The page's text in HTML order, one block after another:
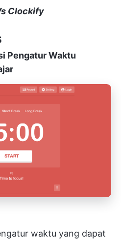
Clockify
Pengatur Waktu
waktu yang dapat